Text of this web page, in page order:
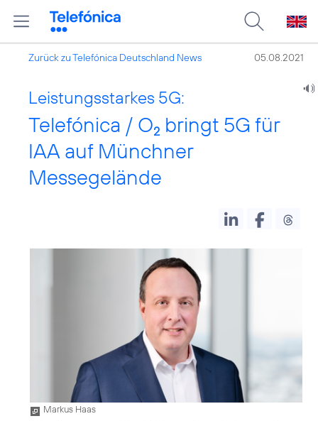
Zurück zu Telefónica Deutschland News 05.08.2021
Leistungsstarkes 5G:
Telefónica / O2 bringt 5G für
IAA auf Münchner
Messegelände
Markus Haas